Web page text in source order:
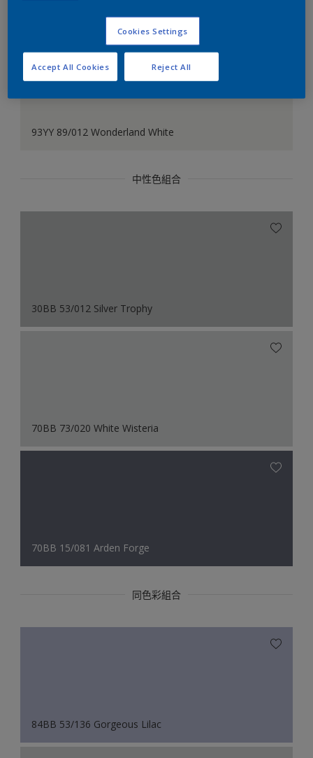
93YY 89/012 Wonderland White
中性色組合
30BB 53/012 Silver Trophy
70BB 73/020 White Wisteria
70BB 15/081 Arden Forge
同色彩組合
84BB 53/136 Gorgeous Lilac
Cookies Settings
Reject All
Accept All Cookies